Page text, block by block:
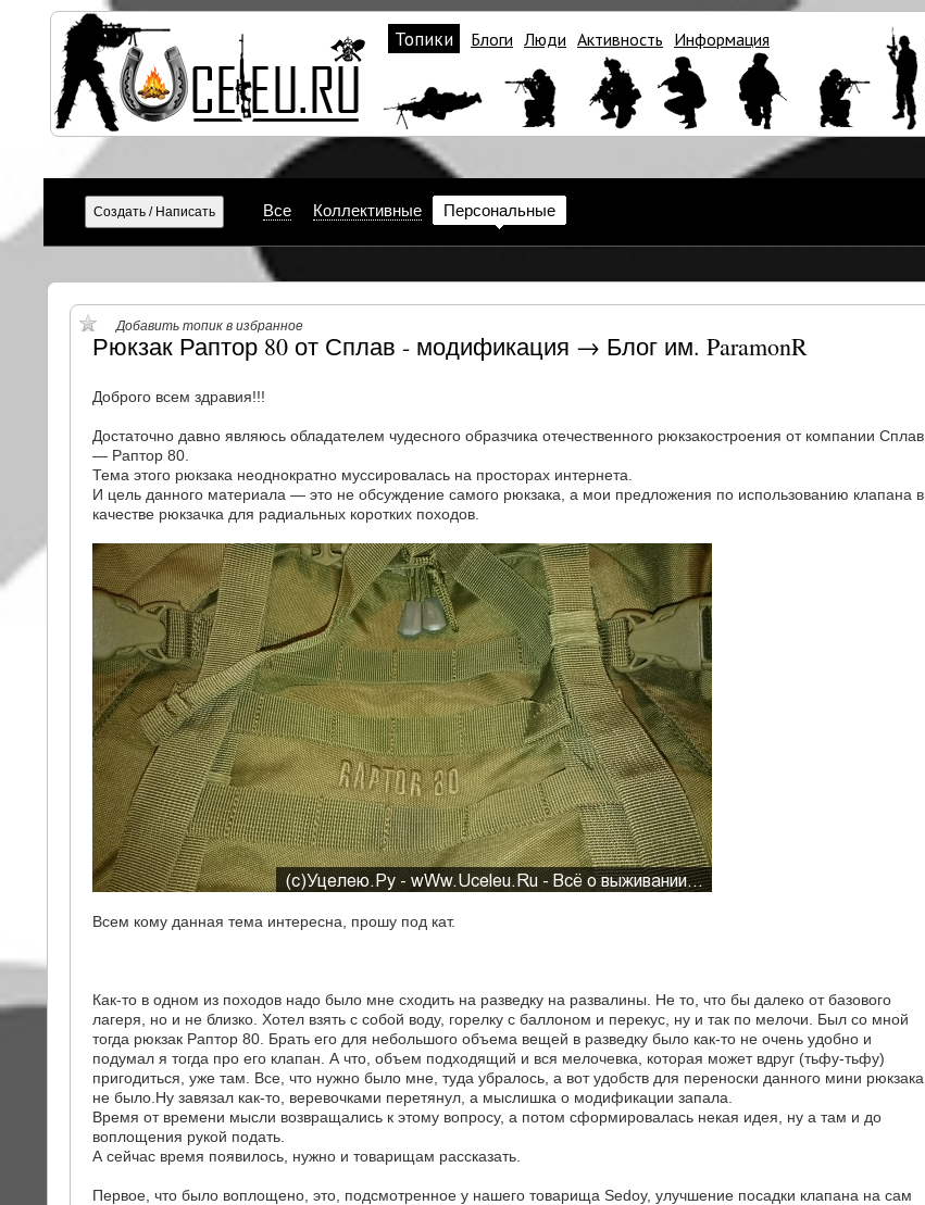
Топики Блоги Люди Активность Информация
Все Коллективные Персональные
Добавить топик в избранное
Рюкзак Раптор 80 от Сплав - модификация → Блог им. ParamonR
Доброго всем здравия!!!
Достаточно давно являюсь обладателем чудесного образчика отечественного рюкзакостроения от компании Сплав
— Раптор 80.
Тема этого рюкзака неоднократно муссировалась на просторах интернета.
И цель данного материала — это не обсуждение самого рюкзака, а мои предложения по использованию клапана в
качестве рюкзачка для радиальных коротких походов.
Всем кому данная тема интересна, прошу под кат.
Как-то в одном из походов надо было мне сходить на разведку на развалины. Не то, что бы далеко от базового
лагеря, но и не близко. Хотел взять с собой воду, горелку с баллоном и перекус, ну и так по мелочи. Был со мной
тогда рюкзак Раптор 80. Брать его для небольшого объема вещей в разведку было как-то не очень удобно и
подумал я тогда про его клапан. А что, объем подходящий и вся мелочевка, которая может вдруг (тьфу-тьфу)
пригодиться, уже там. Все, что нужно было мне, туда убралось, а вот удобств для переноски данного мини рюкзака
не было.Ну завязал как-то, веревочками перетянул, а мыслишка о модификации запала.
Время от времени мысли возвращались к этому вопросу, а потом сформировалась некая идея, ну а там и до
воплощения рукой подать.
А сейчас время появилось, нужно и товарищам рассказать.
Первое, что было воплощено, это, подсмотренное у нашего товарища Sedoy, улучшение посадки клапана на сам